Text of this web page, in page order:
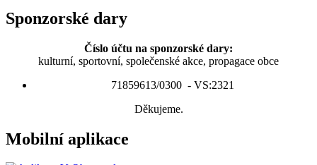
Sponzorské dary
Číslo účtu na sponzorské dary:
kulturní, sportovní, společenské akce, propagace obce
71859613/0300 - VS:2321
Děkujeme.
Mobilní aplikace